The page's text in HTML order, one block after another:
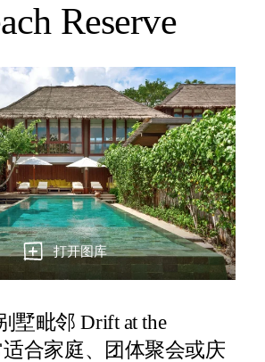
Reserve
打开图库
墅毗邻 Drift at the
适合家庭、团体聚会或庆